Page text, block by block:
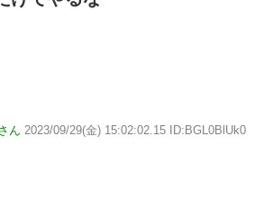
ん 2023/09/29(金) 15:02:02.15 ID:BGL0BlUk0